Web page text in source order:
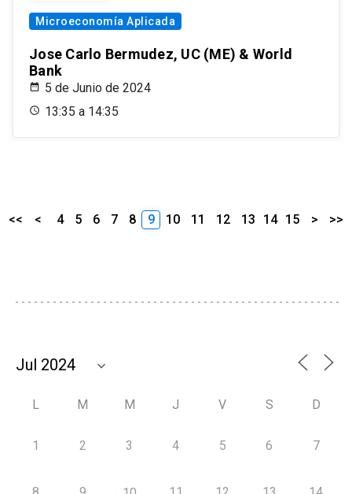
Microeconomía Aplicada
Jose Carlo Bermudez, UC (ME) & World
Bank
5 de Junio de 2024
13:35 a 14:35
<< < 4 5 6 7 8 9 10 11 12 13 14 15 > >>
L M M J V S D
1 2 3 4 5 6 7